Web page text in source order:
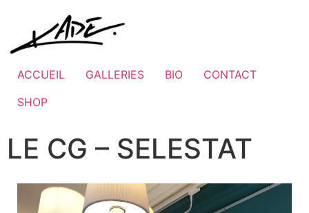
ACCUEIL GALLERIES BIO
CONTACT
SHOP
LE CG – SELESTAT